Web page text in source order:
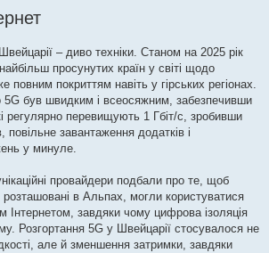
– диво техніки. Станом на 2025 рік
просунутих країн у світі щодо
повним покриттям навіть у гірських регіонах.
5G був швидким і всеосяжним, забезпечивши
регулярно перевищують 1 Гбіт/с, зробивши
повільне завантаження додатків і
у минуле.
провайдери подбали про те, щоб
розташовані в Альпах, могли користуватися
Інтернетом, завдяки чому цифрова ізоляція
Розгортання 5G у Швейцарії стосувалося не
але й зменшення затримки, завдяки